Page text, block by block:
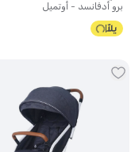
برو أدفانسد - أوتميل